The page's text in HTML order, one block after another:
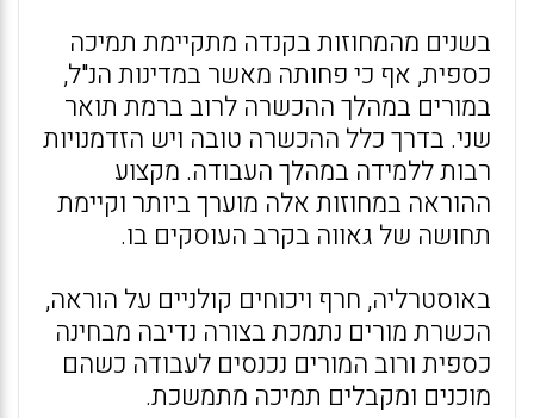
בשנים מהמחוזות בקנדה מתקיימת תמיכה
כספית, אף כי פחותה מאשר במדינות הנ"ל,
במורים במהלך ההכשרה לרוב ברמת תואר
שני. בדרך כלל ההכשרה טובה ויש הזדמנויות
רבות ללמידה במהלך העבודה. מקצוע
ההוראה במחוזות אלה מוערך ביותר וקיימת
תחושה של גאווה בקרב העוסקים בו.
באוסטרליה, חרף ויכוחים קולניים על הוראה,
הכשרת מורים נתמכת בצורה נדיבה מבחינה
כספית ורוב המורים נכנסים לעבודה כשהם
מוכנים ומקבלים תמיכה מתמשכת.